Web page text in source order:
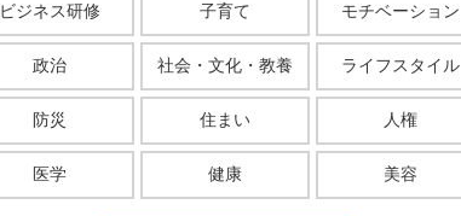
ビジネス研修 子育て モチベーション
政治 社会・文化・教養 ライフスタイル
防災 住まい 人権
医学 健康 美容